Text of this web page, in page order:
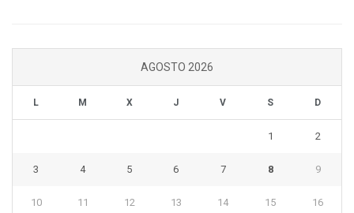
AGOSTO 2026
L M X J V S D
1 2
3 4 5 6 7 8 9
10 11 12 13 14 15 16